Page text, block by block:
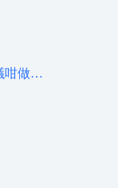
咁做…